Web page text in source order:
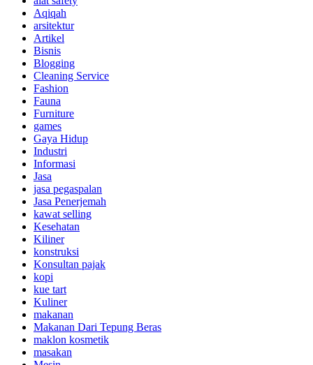
Aqiqah
arsitektur
Artikel
Bisnis
Blogging
Cleaning Service
Fashion
Fauna
Furniture
games
Gaya Hidup
Industri
Informasi
Jasa
jasa pegaspalan
Jasa Penerjemah
kawat selling
Kesehatan
Kiliner
konstruksi
Konsultan pajak
kopi
kue tart
Kuliner
makanan
Makanan Dari Tepung Beras
maklon kosmetik
masakan